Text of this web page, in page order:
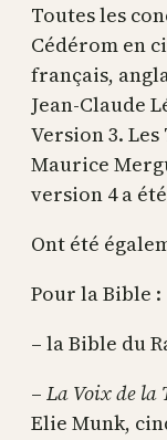
Toutes les
Cédérom en
français,
Jean-Claude
Version 3.
Maurice
version 4 a
Ont été
Pour la Bible :
– la Bible du
– La Voix de la
Elie Munk,